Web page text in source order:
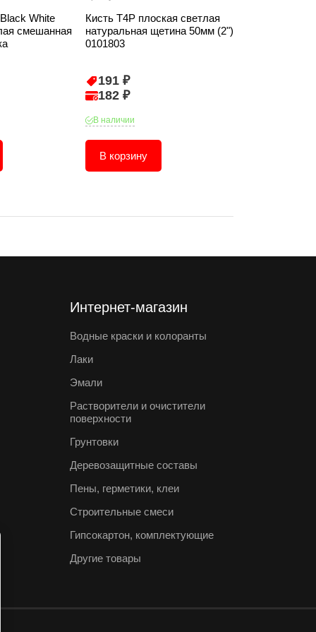
White
смешанная
Кисть T4P плоская светлая
натуральная щетина 50мм (2")
0101803
191 ₽
182 ₽
В наличии
В корзину
Интернет-магазин
Водные краски и колоранты
Лаки
Эмали
Растворители и очистители
поверхности
Грунтовки
Деревозащитные составы
Пены, герметики, клеи
Строительные смеси
Гипсокартон, комплектующие
Другие товары